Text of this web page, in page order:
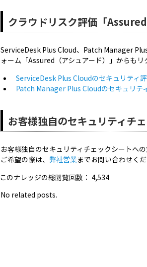
クラウドリスク評価「
ServiceDesk Plus Cloud、Patch Manager
ォーム「Assured（アシュアード）」からもリ
ServiceDesk Plus Cloudのセキュリティ
Patch Manager Plus Cloudのセキュリテ
お客様独自のセキュリティチ
お客様独自のセキュリティチェックシートへ
ご希望の際は、 弊社営業 までお問い合わせくだ
このナレッジの総閲覧回数： 4,534
No related posts.